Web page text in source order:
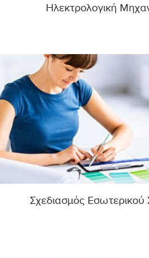
Ηλεκτρολογική
Σχεδιασμός